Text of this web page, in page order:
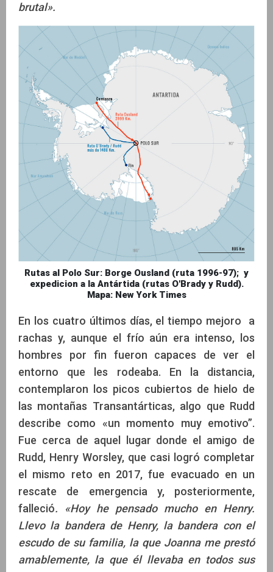
brutal».
Rutas al Polo Sur: Borge Ousland (ruta 1996-97); y
expedicion a la Antártida (rutas O'Brady y Rudd).
Mapa: New York Times
En los cuatro últimos días, el tiempo mejoro a
rachas y, aunque el frío aún era intenso, los
hombres por fin fueron capaces de ver el
entorno que les rodeaba. En la distancia,
contemplaron los picos cubiertos de hielo de
las montañas Transantárticas, algo que Rudd
describe como «un momento muy emotivo”.
Fue cerca de aquel lugar donde el amigo de
Rudd, Henry Worsley, que casi logró completar
el mismo reto en 2017, fue evacuado en un
rescate de emergencia y, posteriormente,
falleció. «Hoy he pensado mucho en Henry.
Llevo la bandera de Henry, la bandera con el
escudo de su familia, la que Joanna me prestó
amablemente, la que él llevaba en todos sus